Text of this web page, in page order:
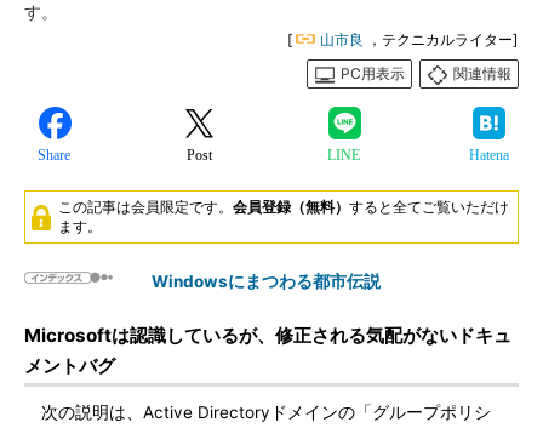
す。
[ 山市良
，テクニカルライター]
PC用表示
関連情報
Share Post LINE Hatena
この記事は会員限定です。 会員登録（無料） すると全てご覧いただけ
ます。
Windowsにまつわる都市伝説
Microsoftは認識しているが、修正される気配がないドキュ
メントバグ
次の説明は、Active Directoryドメインの「グループポリシ